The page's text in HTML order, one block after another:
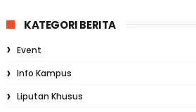
KATEGORI BERITA
Event
Info Kampus
Liputan Khusus